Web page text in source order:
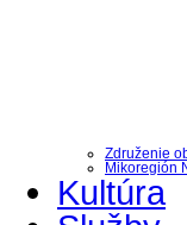
Združenie
Mikoregión
Kultúra